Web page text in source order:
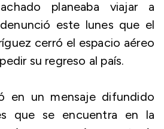
planeaba viajar a
este lunes que el
cerró el espacio aéreo
su regreso al país.
en un mensaje difundido
que se encuentra en la